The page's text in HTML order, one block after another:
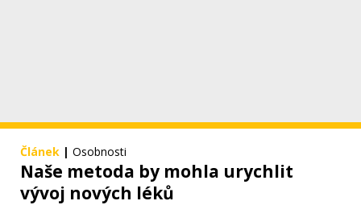
Článek | Osobnosti
Naše metoda by mohla urychlit
vývoj nových léků